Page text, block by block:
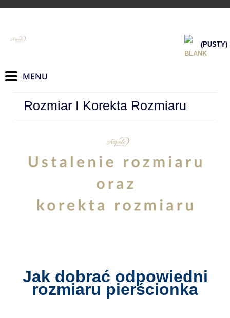
(PUSTY)
Rozmiar I Korekta Rozmiaru
Jak dobrać odpowiedni
rozmiaru pierścionka